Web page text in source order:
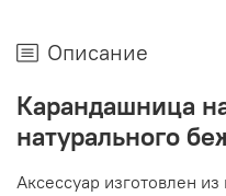
Описание
Карандашница
натурального
Аксессуар изготовлен